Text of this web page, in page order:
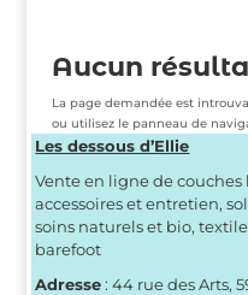
Aucun
La page demandée est
ou utilisez le panneau de
Les dessous d’Ellie
Vente en ligne de couches
accessoires et entretien,
soins naturels et bio,
barefoot
Adresse: 44 rue des Arts,